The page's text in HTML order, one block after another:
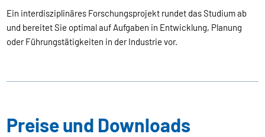
Ein interdisziplinäres Forschungsprojekt rundet das Studium ab
und bereitet Sie optimal auf Aufgaben in Entwicklung, Planung
oder Führungstätigkeiten in der Industrie vor.
Preise und Downloads